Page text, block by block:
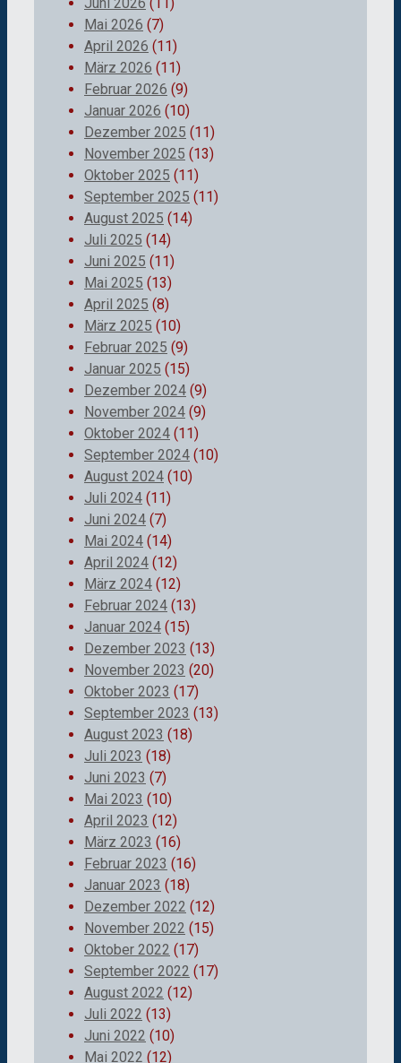
Mai 2026 (7)
April 2026 (11)
März 2026 (11)
Februar 2026 (9)
Januar 2026 (10)
Dezember 2025 (11)
November 2025 (13)
Oktober 2025 (11)
September 2025 (11)
August 2025 (14)
Juli 2025 (14)
Juni 2025 (11)
Mai 2025 (13)
April 2025 (8)
März 2025 (10)
Februar 2025 (9)
Januar 2025 (15)
Dezember 2024 (9)
November 2024 (9)
Oktober 2024 (11)
September 2024 (10)
August 2024 (10)
Juli 2024 (11)
Juni 2024 (7)
Mai 2024 (14)
April 2024 (12)
März 2024 (12)
Februar 2024 (13)
Januar 2024 (15)
Dezember 2023 (13)
November 2023 (20)
Oktober 2023 (17)
September 2023 (13)
August 2023 (18)
Juli 2023 (18)
Juni 2023 (7)
Mai 2023 (10)
April 2023 (12)
März 2023 (16)
Februar 2023 (16)
Januar 2023 (18)
Dezember 2022 (12)
November 2022 (15)
Oktober 2022 (17)
September 2022 (17)
August 2022 (12)
Juli 2022 (13)
Juni 2022 (10)
Mai 2022 (12)